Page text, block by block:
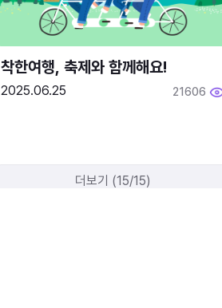
착한여행, 축제와 함께해요!
2025.06.25 21606
더보기 (15/15)